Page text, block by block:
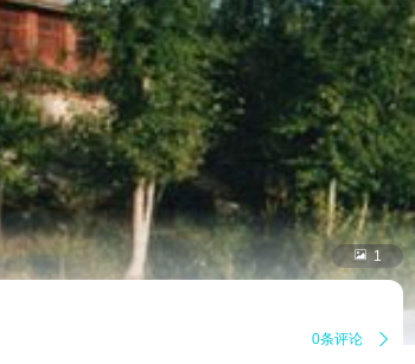
 1
0条评论 